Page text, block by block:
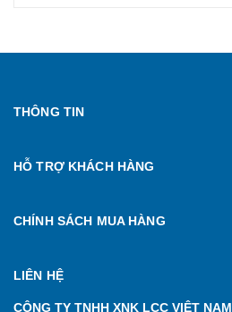
THÔNG TIN
HỖ TRỢ KHÁCH HÀNG
CHÍNH SÁCH MUA HÀNG
LIÊN HỆ
CÔNG TY TNHH XNK LCC VIỆT NAM